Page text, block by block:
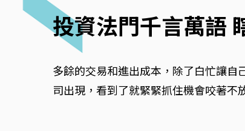
投資法門千言萬語
多餘的交易和進出成本，除了白忙讓自
司出現，看到了就緊緊抓住機會咬著不